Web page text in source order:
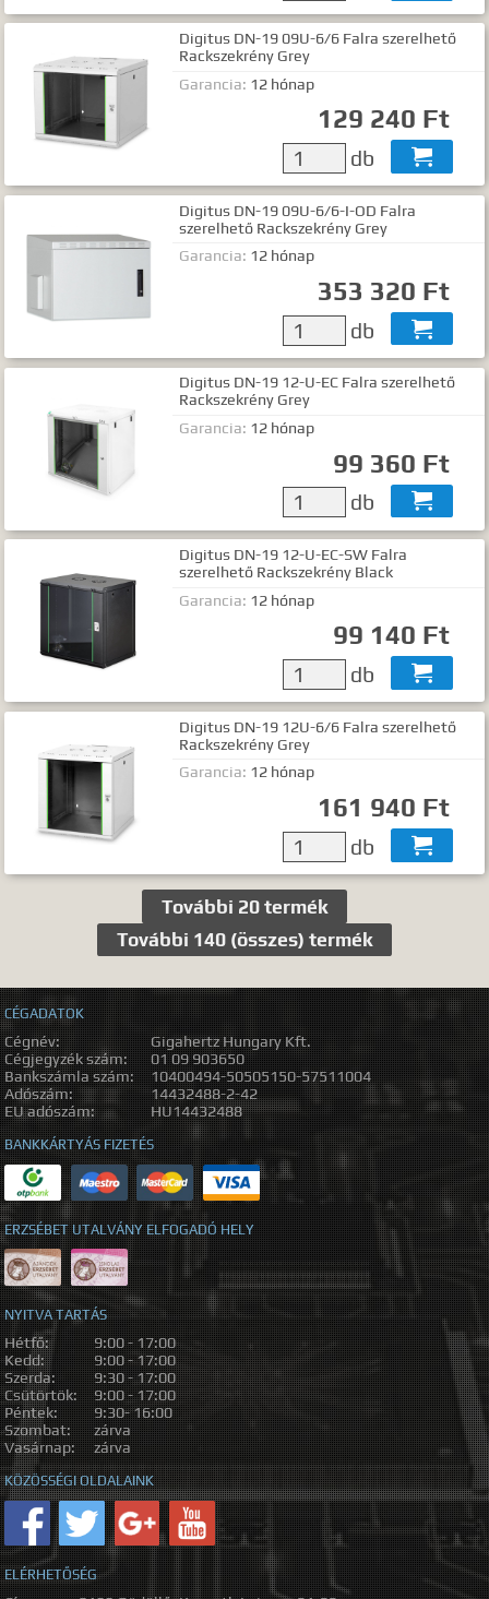
Digitus DN-19 09U-6/6 Falra szerelhető
Rackszekrény Grey
Garancia: 12 hónap
129 240 Ft
db 
Digitus DN-19 09U-6/6-I-OD Falra
szerelhető Rackszekrény Grey
Garancia: 12 hónap
353 320 Ft
db 
Digitus DN-19 12-U-EC Falra szerelhető
Rackszekrény Grey
Garancia: 12 hónap
99 360 Ft
db 
Digitus DN-19 12-U-EC-SW Falra
szerelhető Rackszekrény Black
Garancia: 12 hónap
99 140 Ft
db 
Digitus DN-19 12U-6/6 Falra szerelhető
Rackszekrény Grey
Garancia: 12 hónap
161 940 Ft
db 
További 20 termék
További 140 (összes) termék
CÉGADATOK
Cégnév:
Gigahertz Hungary Kft.
Cégjegyzék szám:
01 09 903650
Bankszámla szám:
10400494-50505150-57511004
Adószám:
14432488-2-42
EU adószám:
HU14432488
BANKKÁRTYÁS FIZETÉS
ERZSÉBET UTALVÁNY ELFOGADÓ HELY
NYITVA TARTÁS
Hétfő:
9:00 - 17:00
Kedd:
9:00 - 17:00
Szerda:
9:30 - 17:00
Csütörtök:
9:00 - 17:00
Péntek:
9:30- 16:00
Szombat:
zárva
Vasárnap:
zárva
KÖZÖSSÉGI OLDALAINK
ELÉRHETŐSÉG